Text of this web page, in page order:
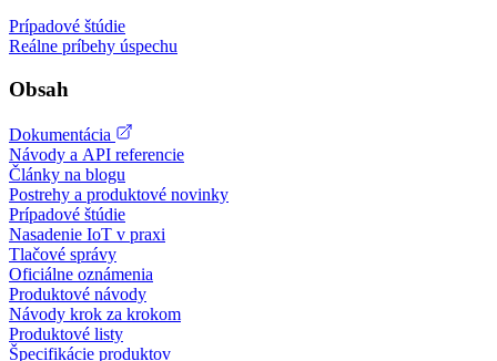
Prípadové štúdie
Reálne príbehy úspechu
Obsah
Dokumentácia
Návody a API referencie
Články na blogu
Postrehy a produktové novinky
Prípadové štúdie
Nasadenie IoT v praxi
Tlačové správy
Oficiálne oznámenia
Produktové návody
Návody krok za krokom
Produktové listy
Špecifikácie produktov